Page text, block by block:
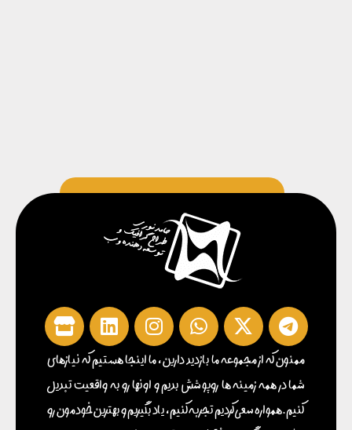
ممنون که از مجموعه ما بازدید دارین ، ما اینجا هستیم که نیازهای
شما در همه زمینه ها روپوشش بدیم و اونها رو به واقعیت تبدیل
کنیم . همواره سعی کردیم تجربه کنیم ، یاد بگیریم و بهترین خودمون رو